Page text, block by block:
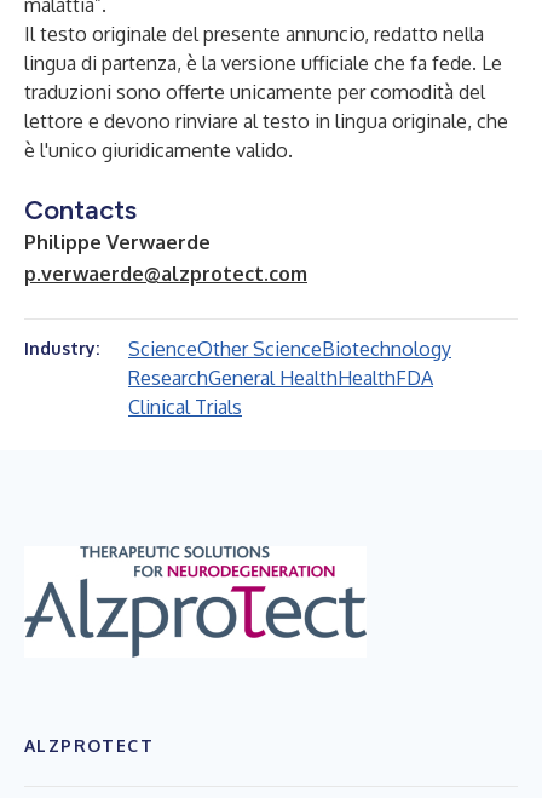
malattia”.
Il testo originale del presente annuncio, redatto nella
lingua di partenza, è la versione ufficiale che fa fede. Le
traduzioni sono offerte unicamente per comodità del
lettore e devono rinviare al testo in lingua originale, che
è l'unico giuridicamente valido.
Contacts
Philippe Verwaerde
p.verwaerde@alzprotect.com
Industry: ScienceOther ScienceBiotechnology
ResearchGeneral HealthHealthFDA
Clinical Trials
ALZPROTECT